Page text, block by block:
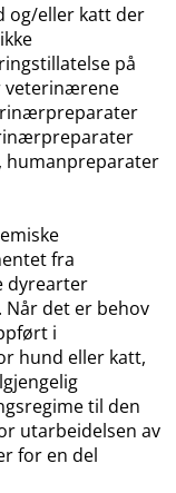
og​/​eller katt der
på
veterinærene
humanpreparater
fra
dyrearter
det er behov
i
hund eller katt,
til den
utarbeidelsen av
for en del